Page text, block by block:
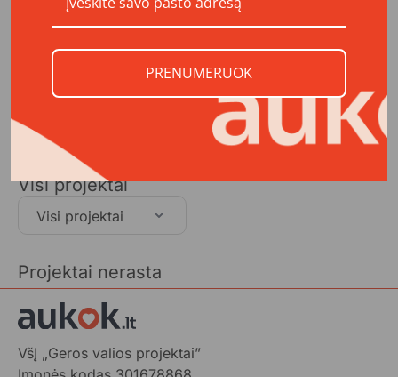
Kontaktai
Telefonas
Visi projektai
Visi projektai
Projektai nerasta
VšĮ „Geros valios projektai”
PRENUMERUOK